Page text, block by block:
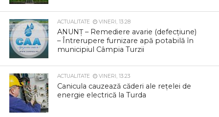
ACTUALITATE VINERI, 13:28
ANUNȚ – Remediere avarie (defecțiune)
– Întrerupere furnizare apă potabilă în
municipiul Câmpia Turzii
ACTUALITATE VINERI, 13:23
Canicula cauzează căderi ale rețelei de
energie electrică la Turda